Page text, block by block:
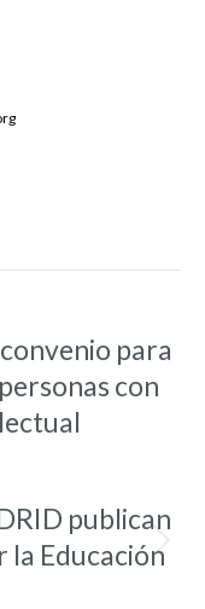
para
con
publican
la Educación